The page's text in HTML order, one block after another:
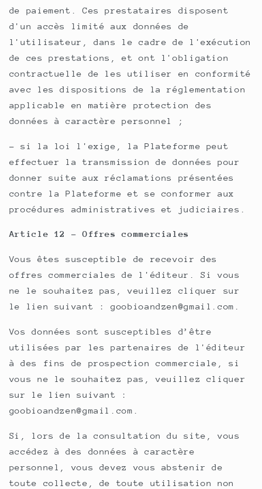
de paiement. Ces prestataires disposent
d'un accès limité aux données de
l'utilisateur, dans le cadre de l'exécution
de ces prestations, et ont l'obligation
contractuelle de les utiliser en conformité
avec les dispositions de la réglementation
applicable en matière protection des
données à caractère personnel ;
- si la loi l'exige, la Plateforme peut
effectuer la transmission de données pour
donner suite aux réclamations présentées
contre la Plateforme et se conformer aux
procédures administratives et judiciaires.
Article 12 - Offres commerciales
Vous êtes susceptible de recevoir des
offres commerciales de l'éditeur. Si vous
ne le souhaitez pas, veuillez cliquer sur
le lien suivant : goobioandzen@gmail.com.
Vos données sont susceptibles d’être
utilisées par les partenaires de l'éditeur
à des fins de prospection commerciale, si
vous ne le souhaitez pas, veuillez cliquer
sur le lien suivant :
goobioandzen@gmail.com.
Si, lors de la consultation du site, vous
accédez à des données à caractère
personnel, vous devez vous abstenir de
toute collecte, de toute utilisation non